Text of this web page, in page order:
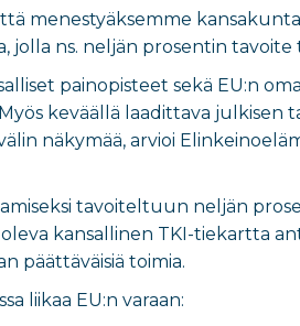
menestyäksemme
jolla ns. neljän prosentin
painopisteet sekä EU:n
keväällä laadittava
näkymää, arvioi
tavoiteltuun neljän
kansallinen TKI-tiekartta
päättäväisiä toimia.
liikaa EU:n varaan: